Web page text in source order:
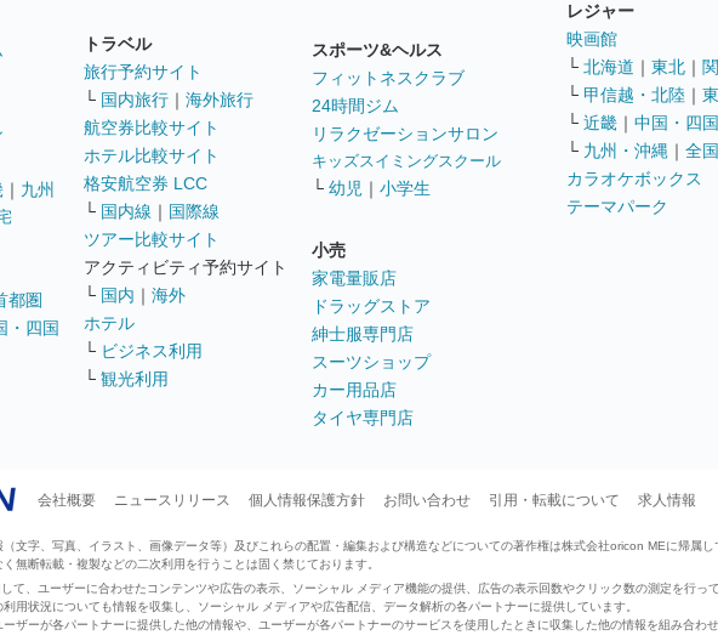
｜ 九州
都圏
・四国
トラベル
旅行予約サイト
└ 国内旅行 ｜ 海外旅行
航空券比較サイト
ホテル比較サイト
格安航空券 LCC
└ 国内線 ｜ 国際線
ツアー比較サイト
アクティビティ予約サイト
└ 国内 ｜ 海外
ホテル
└ ビジネス利用
└ 観光利用
スポーツ&ヘルス
フィットネスクラブ
24時間ジム
リラクゼーションサロン
キッズスイミングスクール
└ 幼児 ｜ 小学生
小売
家電量販店
ドラッグストア
紳士服専門店
スーツショップ
カー用品店
タイヤ専門店
レジャー
映画館
└ 北海道 ｜ 東北 ｜
└ 甲信越・北陸 ｜
└ 近畿 ｜ 中国・四国
└ 九州・沖縄 ｜ 全国
カラオケボックス
テーマパーク
会社概要 ニュースリリース 個人情報保護方針 お問い合わせ 引用・転載について 求人情報
文字、写真、イラスト、画像データ等）及びこれらの配置・編集および構造などについての著作権は株式会社oricon MEに帰属し
無断転載・複製などの二次利用を行うことは固く禁じております。
て、ユーザーに合わせたコンテンツや広告の表示、ソーシャル メディア機能の提供、広告の表示回数やクリック数の測定を行って
用状況についても情報を収集し、ソーシャル メディアや広告配信、データ解析の各パートナーに提供しています。
ザーが各パートナーに提供した他の情報や、ユーザーが各パートナーのサービスを使用したときに収集した他の情報を組み合わ